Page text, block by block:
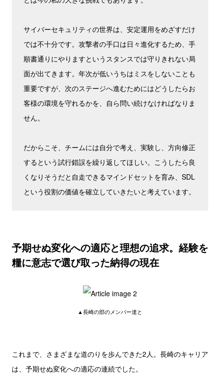
サイバーセキュリティの世界は、安定運用をめざすだけ
では不十分です。攻撃者の手口は日々進化するため、手
順書通りにやりますというスタンスでは守りきれない局
面が出てきます。年次が低いうちはミスをしないことも
重要ですが、次のステージへ進むためにはどうしたらお
客様の環境を守れるかを、自ら問い続けなければなりま
せん。
だからこそ、チームには自分で考え、実験し、方向修正
するという試行錯誤を繰り返してほしい。こうしたら良
くなりそうだと自走できるマインドセットを育み、SDL
という役割の価値を確立していきたいと考えています。
予期せぬ変化への適応と理想の追求。経験を
糧に意志で選び取った納得の現在
▲長崎の部のメンバー達と
これまで、さまざまな道のりを歩んできた2人。長崎のキャリア
は、予期せぬ変化への適応の連続でした。